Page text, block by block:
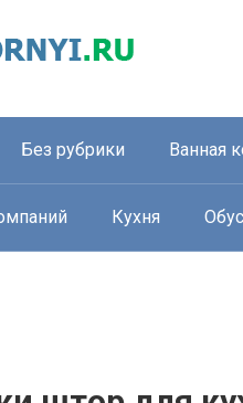
Без рубрики Ванная
Кухня